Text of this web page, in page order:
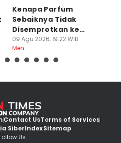
Kenapa Parfum
Sebaiknya Tidak
Disemprotkan ke
Pakaian?
09 Agu 2026, 19:22 WIB
Men
Contact UsTerms of Services
SiberIndexSitemap
Us